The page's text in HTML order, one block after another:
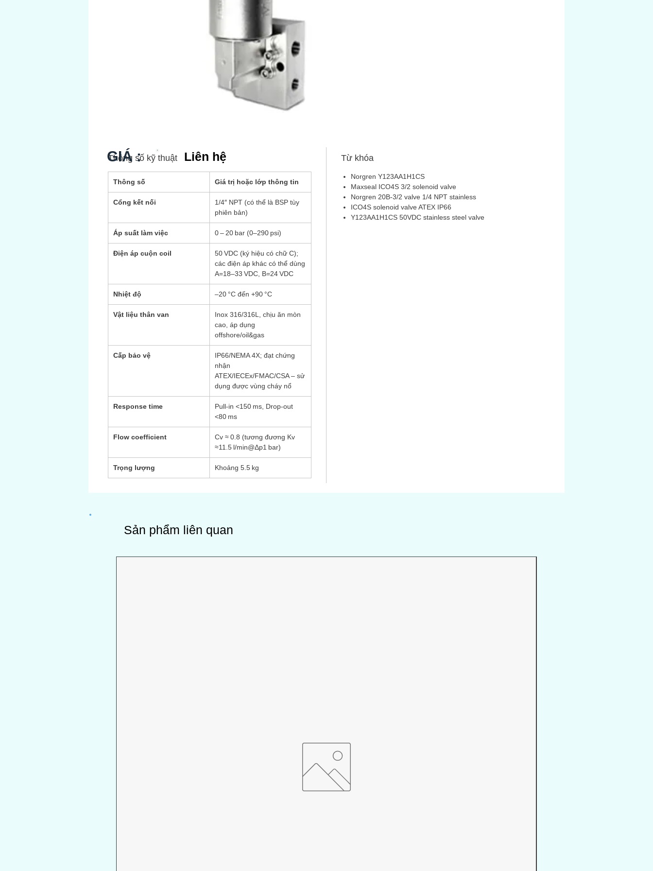
Thông số kỹ thuật
Thông số Giá trị hoặc lớp thông tin
Cổng kết nối
1/4″ NPT (có thể là BSP tùy
phiên bản)
Áp suất làm việc 0 – 20 bar (0–290 psi)
Điện áp cuộn coil
50 VDC (ký hiệu có chữ C);
các điện áp khác có thể dùng
A=18–33 VDC, B=24 VDC
Nhiệt độ –20 °C đến +90 °C
Vật liệu thân van
Inox 316/316L, chịu ăn mòn
cao, áp dụng
offshore/oil&gas
Cấp bảo vệ
IP66/NEMA 4X; đạt chứng
nhận
ATEX/IECEx/FMAC/CSA – sử
dụng được vùng cháy nổ
Response time
Pull-in <150 ms, Drop-out
<80 ms
Flow coefficient
Cv ≈ 0.8 (tương đương Kᴠ
≈11.5 l/min@Δp1 bar)
Trọng lượng Khoảng 5.5 kg
Từ khóa
Norgren Y123AA1H1CS
Maxseal ICO4S 3/2 solenoid valve
Norgren 20B-3/2 valve 1/4 NPT stainless
ICO4S solenoid valve ATEX IP66
Y123AA1H1CS 50VDC stainless steel valve
Liên hệ
GIÁ :
Sản phẩm liên quan